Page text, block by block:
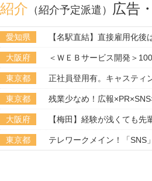
紹介 （紹介予定派遣） 広告
愛知県 【名駅直結】直接雇用化
大阪府 ＜ＷＥＢサービス開発＞
東京都 正社員登用有。キャスティ
東京都 残業少なめ！広報
大阪府 【梅田】経験が浅くても
東京都 テレワークメイン！「